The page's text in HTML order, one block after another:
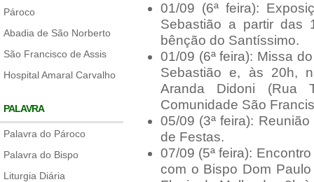
Pároco
Abadia de São Norberto
São Francisco de Assis
Hospital Amaral Carvalho
PALAVRA
Palavra do Pároco
Palavra do Bispo
Liturgia Diária
01/09 (6ª feira):
Sebastião a partir das
bênção do Santíssimo.
01/09 (6ª feira): Missa
Sebastião e, às 20h,
Aranda Didoni (Rua
Comunidade São
05/09 (3ª feira):
de Festas.
07/09 (5ª feira):
com o Bispo Dom